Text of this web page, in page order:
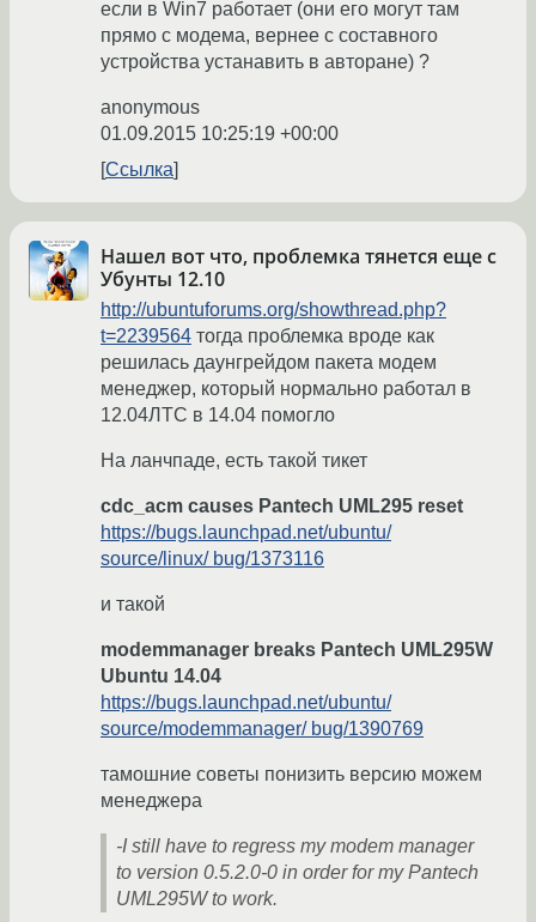
если в Win7 работает (они его могут там
прямо с модема, вернее с составного
устройства устанавить в авторане) ?
anonymous
01.09.2015 10:25:19 +00:00
Ссылка
Нашел вот что, проблемка тянется еще с
Убунты 12.10
http://ubuntuforums.org/showthread.php?
t=2239564 тогда проблемка вроде как
решилась даунгрейдом пакета модем
менеджер, который нормально работал в
12.04ЛТС в 14.04 помогло
На ланчпаде, есть такой тикет
cdc_acm causes Pantech UML295 reset
https://bugs.launchpad.net/ubuntu/
source/linux/ bug/1373116
и такой
modemmanager breaks Pantech UML295W
Ubuntu 14.04
https://bugs.launchpad.net/ubuntu/
source/modemmanager/ bug/1390769
тамошние советы понизить версию можем
менеджера
-I still have to regress my modem manager
to version 0.5.2.0-0 in order for my Pantech
UML295W to work.